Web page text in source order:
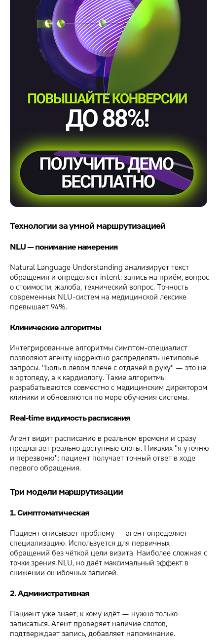
Технологии за умной маршрутизацией
NLU — понимание намерения
Natural Language Understanding анализирует текст
обращения и определяет intent: запись на приём, вопрос
о стоимости, жалоба, технический вопрос. Точность
современных NLU-систем на медицинской лексике
превышает 94%.
Клинические алгоритмы
Интегрированные алгоритмы симптом-специалист
позволяют агенту корректно распределять нетиповые
запросы. "Боль в левом плече с отдачей в руку" — это не
к ортопеду, а к кардиологу. Такие алгоритмы
разрабатываются совместно с медицинским директором
клиники и обновляются по мере обучения системы.
Real-time видимость расписания
Агент видит расписание в реальном времени и сразу
предлагает реально доступные слоты. Никаких "я уточню
и перезвоню": пациент получает точный ответ в ходе
первого обращения.
Три модели маршрутизации
1. Симптоматическая
Пациент описывает проблему — агент определяет
специализацию. Используется для первичных
обращений без чёткой цели визита. Наиболее сложная с
точки зрения NLU, но даёт максимальный эффект в
снижении ошибочных записей.
2. Административная
Пациент уже знает, к кому идёт — нужно только
записаться. Агент проверяет наличие слотов,
подтверждает запись, добавляет напоминание.